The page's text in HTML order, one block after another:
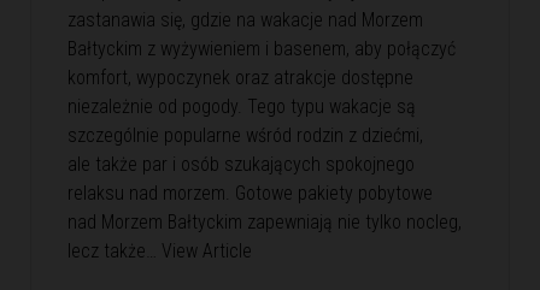
zastanawia się, gdzie na wakacje nad Morzem
Bałtyckim z wyżywieniem i basenem, aby połączyć
komfort, wypoczynek oraz atrakcje dostępne
niezależnie od pogody. Tego typu wakacje są
szczególnie popularne wśród rodzin z dziećmi,
ale także par i osób szukających spokojnego
relaksu nad morzem. Gotowe pakiety pobytowe
nad Morzem Bałtyckim zapewniają nie tylko nocleg,
lecz także… View Article